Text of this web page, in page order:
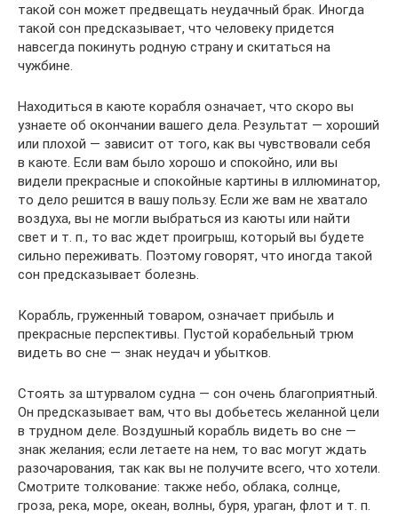
такой сон может предвещать неудачный брак. Иногда
такой сон предсказывает, что человеку придется
навсегда покинуть родную страну и скитаться на
чужбине.
Находиться в каюте корабля означает, что скоро вы
узнаете об окончании вашего дела. Результат — хороший
или плохой — зависит от того, как вы чувствовали себя
в каюте. Если вам было хорошо и спокойно, или вы
видели прекрасные и спокойные картины в иллюминатор,
то дело решится в вашу пользу. Если же вам не хватало
воздуха, вы не могли выбраться из каюты или найти
свет и т. п., то вас ждет проигрыш, который вы будете
сильно переживать. Поэтому говорят, что иногда такой
сон предсказывает болезнь.
Корабль, груженный товаром, означает прибыль и
прекрасные перспективы. Пустой корабельный трюм
видеть во сне — знак неудач и убытков.
Стоять за штурвалом судна — сон очень благоприятный.
Он предсказывает вам, что вы добьетесь желанной цели
в трудном деле. Воздушный корабль видеть во сне —
знак желания; если летаете на нем, то вас могут ждать
разочарования, так как вы не получите всего, что хотели.
Смотрите толкование: также небо, облака, солнце,
гроза, река, море, океан, волны, буря, ураган, флот и т. п.